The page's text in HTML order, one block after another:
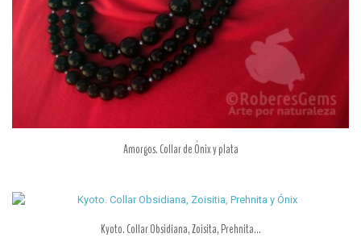
Amorgos. Collar de Ónix y plata
Kyoto. Collar Obsidiana, Zoisita, Prehnita...